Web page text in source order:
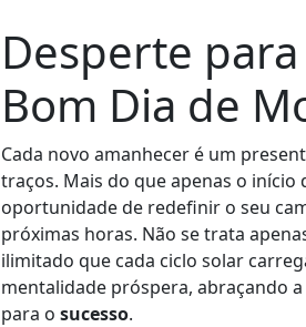
Desperte para
Bom Dia de
Cada novo amanhecer é um
traços. Mais do que apenas o início
oportunidade de redefinir o seu
próximas horas. Não se trata
ilimitado que cada ciclo solar
mentalidade próspera, abraçando a
para o sucesso.